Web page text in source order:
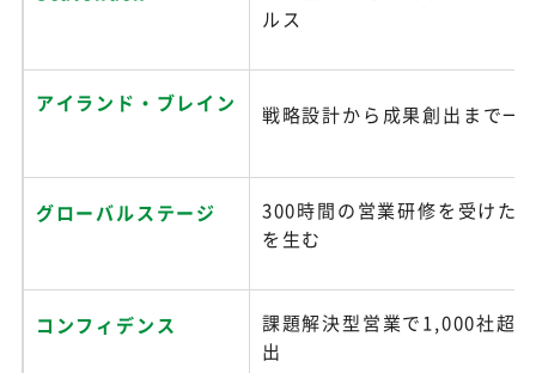
ルス
アイランド・ブレイン 戦略設計から成果創出まで一
グローバルステージ
300時間の営業研修を受けた
を生む
コンフィデンス
課題解決型営業で1,000社超
出